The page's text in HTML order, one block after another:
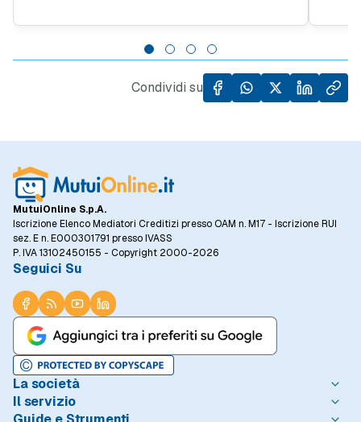
Banca Centrale. Il momento attuale
suggerisce di valutare attentamente le
offerte di surroga per alleggerire la rata
rialzo
Nord
Condividi su
MutuiOnline S.p.A.
Iscrizione Elenco Mediatori Creditizi presso OAM n. M17 - Iscrizione RUI
sez. E n. E000301791 presso IVASS
P. IVA 13102450155 - Copyright 2000-2026
Seguici Su
La società
Chi è MutuiOnline.it
Il servizio